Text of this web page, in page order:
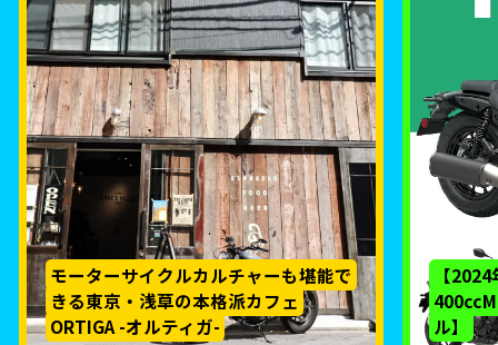
モーターサイクルカルチャーも堪能で
きる東京・浅草の本格派カフェ
ORTIGA -オルティガ-
【
ル】